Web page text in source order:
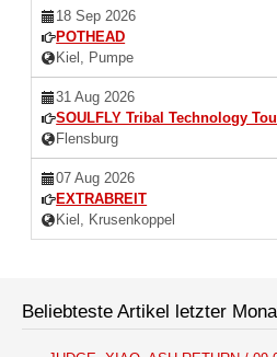
18 Sep 2026
POTHEAD
Kiel, Pumpe
31 Aug 2026
SOULFLY Tribal Technology
Flensburg
07 Aug 2026
EXTRABREIT
Kiel, Krusenkoppel
Beliebteste Artikel letzter